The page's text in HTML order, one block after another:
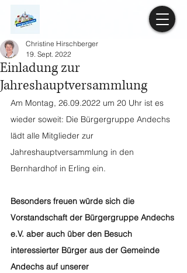
Einladung zur
Jahreshauptversammlung
Christine Hirschberger
19. Sept. 2022
Am Montag, 26.09.2022 um 20 Uhr ist es
wieder soweit: Die Bürgergruppe Andechs
lädt alle Mitglieder zur
Jahreshauptversammlung in den
Bernhardhof in Erling ein.
Besonders freuen würde sich die
Vorstandschaft der Bürgergruppe Andechs
e.V. aber auch über den Besuch
interessierter Bürger aus der Gemeinde
Andechs auf unserer